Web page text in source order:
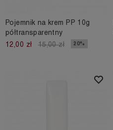
Pojemnik na krem PP 10g
półtransparentny
12,00 zł
15,00 zł 20%